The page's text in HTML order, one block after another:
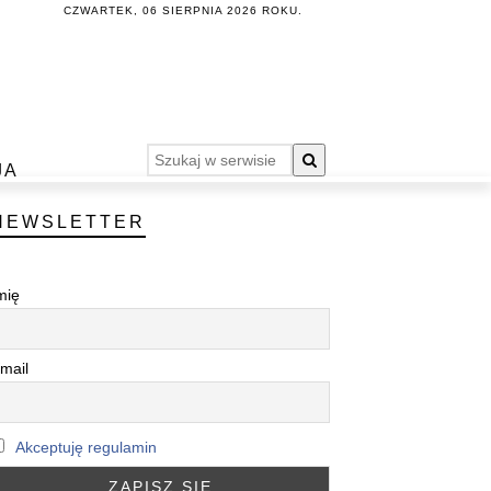
CZWARTEK, 06 SIERPNIA 2026 ROKU.
Akceptuję regulamin